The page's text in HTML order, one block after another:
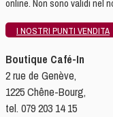
online. Non sono validi nel
I NOSTRI PUNTI VENDITA
Boutique Café-In
2 rue de Genève,
1225 Chêne-Bourg,
tel. 079 203 14 15